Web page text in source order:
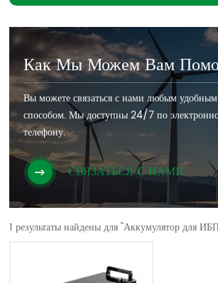
Как Мы Можем Вам
Вы можете связаться с нами любым
способом. Мы доступны 24/7 по
телефону.
СВЯЗАТЬСЯ С НАМИ
1 результаты найдены для "Аккумулятор для